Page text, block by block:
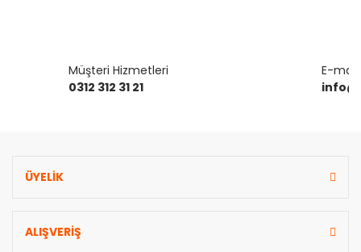
Müşteri Hizmetleri
0312 312 31 21
E-mail
ÜYELİK
ALIŞVERİŞ